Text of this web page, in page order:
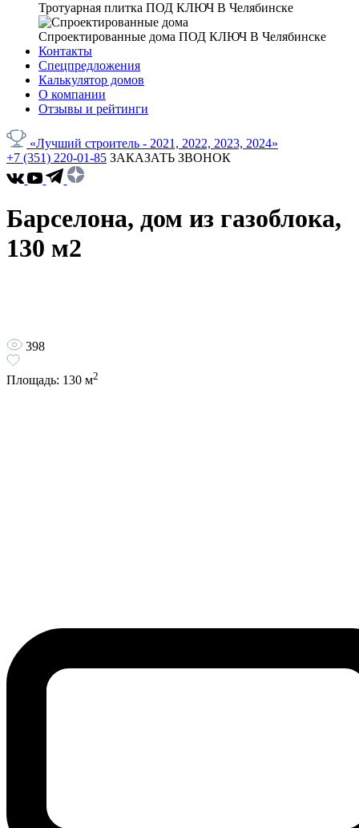
Тротуарная плитка ПОД КЛЮЧ В Челябинске
Спроектированные дома ПОД КЛЮЧ В Челябинске
Контакты
Спецпредложения
Калькулятор домов
О компании
Отзывы и рейтинги
«Лучший строитель - 2021, 2022, 2023, 2024»
+7 (351) 220-01-85 ЗАКАЗАТЬ ЗВОНОК
Барселона, дом из газоблока,
130 м2
398
Площадь: 130 м2